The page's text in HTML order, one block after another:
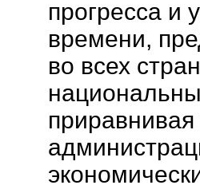
прогресса и
времени,
во всех